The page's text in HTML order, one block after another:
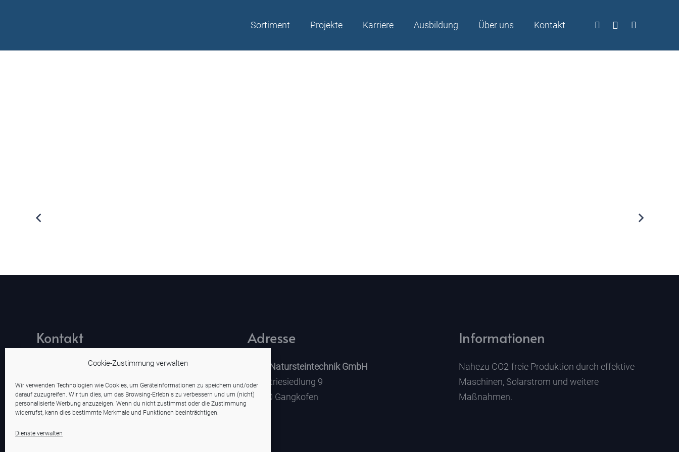
Cookie-Zustimmung verwalten
Wir verwenden Technologien wie Cookies, um Geräteinformationen zu speichern und/oder
darauf zuzugreifen. Wir tun dies, um das Browsing-Erlebnis zu verbessern und um (nicht)
personalisierte Werbung anzuzeigen. Wenn du nicht zustimmst oder die Zustimmung
widerrufst, kann dies bestimmte Merkmale und Funktionen beeinträchtigen.
Dienste verwalten
Sortiment Projekte Karriere Ausbildung Über uns Kontakt
Kontakt
office@stein-boeck.de
+49 8722 369
Adresse
Böck Natursteintechnik GmbH
Industriesiedlung 9
84140 Gangkofen
Informationen
Nahezu CO2-freie Produktion durch effektive
Maschinen, Solarstrom und weitere
Maßnahmen.